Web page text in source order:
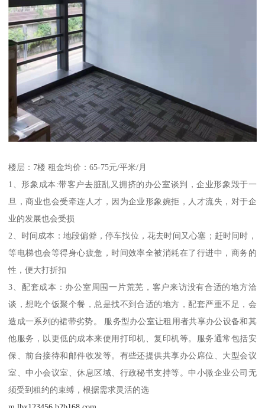
楼层：7楼 租金均价：65-75元/平米/月
1、形象成本:带客户去脏乱又拥挤的办公室谈判，企业形象毁于一
旦，商业也会受牵连人才，因为企业形象婉拒，人才流失，对于企
业的发展也会受损
2、时间成本：地段偏僻，停车找位，花去时间又心塞；赶时间时，
等电梯也会等得身心疲惫，时间效率全被消耗在了行进中，商务的
性，便大打折扣
3、配套成本：办公室周围一片荒芜，客户来访没有合适的地方洽
谈，想吃个饭聚个餐，总是找不到合适的地方，配套严重不足，会
造成一系列的裙带劣势。 服务型办公室让租用者共享办公设备和其
他服务，以更低的成本来使用打印机、复印机等。服务通常包括安
保、前台接待和邮件收发等。有些还提供共享办公席位、大型会议
室、中小会议室、休息区域、行政秘书支持等。中小微企业公司无
须受到租约的束缚，根据需求灵活的选